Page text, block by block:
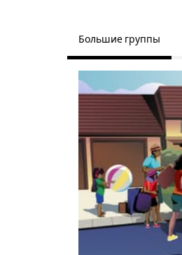
Большие группы